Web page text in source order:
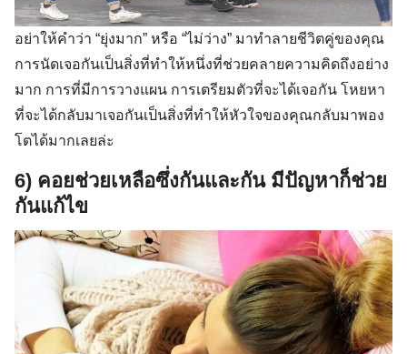
อย่าให้คำว่า “ยุ่งมาก” หรือ “ไม่ว่าง” มาทำลายชีวิตคู่ของคุณ
การนัดเจอกันเป็นสิ่งที่ทำให้หนึ่งที่ช่วยคลายความคิดถึงอย่าง
มาก การที่มีการวางแผน การเตรียมตัวที่จะได้เจอกัน โหยหา
ที่จะได้กลับมาเจอกันเป็นสิ่งที่ทำให้หัวใจของคุณกลับมาพอง
โตได้มากเลยล่ะ
6) คอยช่วยเหลือซึ่งกันและกัน มีปัญหาก็ช่วย
กันแก้ไข